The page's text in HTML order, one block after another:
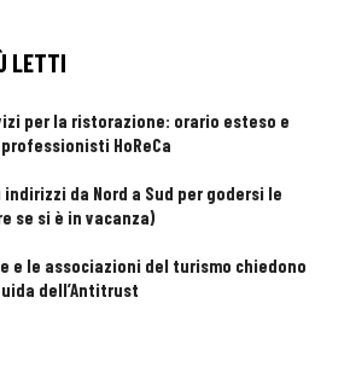
LETTI
per la ristorazione: orario esteso e
HoReCa
da Nord a Sud per godersi le
se si è in vacanza)
e le associazioni del turismo chiedono
dell’Antitrust